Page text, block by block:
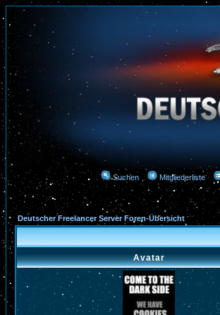
Suchen Mitgliederliste
Deutscher Freelancer Server Foren-Übersicht
Avatar